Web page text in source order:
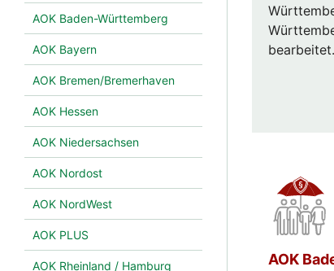
AOK Baden-Württemberg
AOK Bayern
AOK Bremen/Bremerhaven
AOK Hessen
AOK Niedersachsen
AOK Nordost
AOK NordWest
AOK PLUS
AOK Rheinland / Hamburg AOK